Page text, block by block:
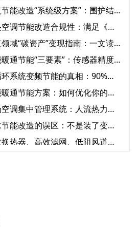
建筑节能改造“系统级方案”：围护结构+用能设备+智能控制三重降耗路径‌
中央空调节能改造合规性：满足《公共建筑节能标准》的12项要求‌
建筑领域“碳资产”变现指南：一文读懂CCER方法学如何激活公共建筑节能改造
智能暖通节能“三要素”：传感器精度、算法优化与云端协同‌
水循环系统变频节能的真相：90%节能量来自系统优化，而非设备‌
智能暖通节能方案：如何优化你的空调系统降低能耗？‌
商场空调集中管理系统：人流热力图驱动的动态调节策略‌
热水节能改造的误区：不是装了变频器就能“一劳永逸”‌
高效换热器、高效滤网、低阻风道：建筑暖通系统的被动节能改造路径‌